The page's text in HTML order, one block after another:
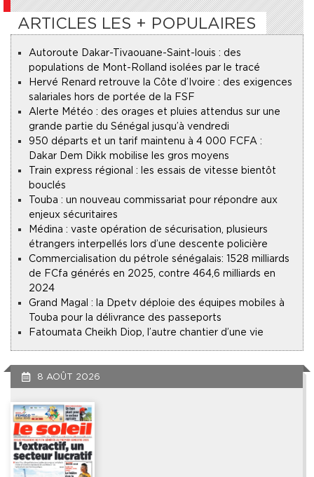
ARTICLES LES + POPULAIRES
Autoroute Dakar-Tivaouane-Saint-louis : des
populations de Mont-Rolland isolées par le tracé
Hervé Renard retrouve la Côte d’Ivoire : des exigences
salariales hors de portée de la FSF
Alerte Météo : des orages et pluies attendus sur une
grande partie du Sénégal jusqu’à vendredi
950 départs et un tarif maintenu à 4 000 FCFA :
Dakar Dem Dikk mobilise les gros moyens
Train express régional : les essais de vitesse bientôt
bouclés
Touba : un nouveau commissariat pour répondre aux
enjeux sécuritaires
Médina : vaste opération de sécurisation, plusieurs
étrangers interpellés lors d’une descente policière
Commercialisation du pétrole sénégalais : 1528 milliards
de FCfa générés en 2025, contre 464,6 milliards en
2024
Grand Magal : la Dpetv déploie des équipes mobiles à
Touba pour la délivrance des passeports
Fatoumata Cheikh Diop, l’autre chantier d’une vie
8 AOÛT 2026